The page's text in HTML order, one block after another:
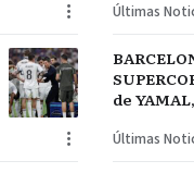
Últimas
de
Últimas